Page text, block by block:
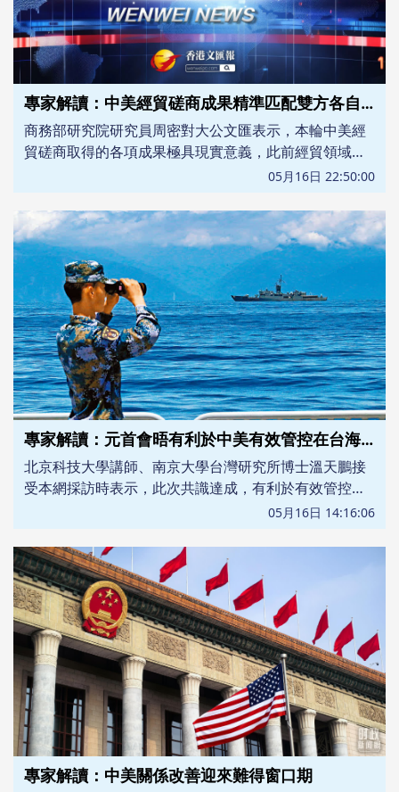
專家解讀：中美經貿磋商成果精準匹配雙方各自發展訴求 限制性措施有望進一步弱化
商務部研究院研究員周密對大公文匯表示，本輪中美經
貿磋商取得的各項成果極具現實意義，此前經貿領域存
在的部分限制性措施，有望藉助本次達成的共識與成果
05月16日 22:50:00
專家解讀：元首會晤有利於中美有效管控在台海分歧 減少戰略誤判
北京科技大學講師、南京大學台灣研究所博士溫天鵬接
受本網採訪時表示，此次共識達成，有利於有效管控中
美在台海領域分歧，減少戰略誤判，為亞太地區和平穩
05月16日 14:16:06
專家解讀：中美關係改善迎來難得窗口期